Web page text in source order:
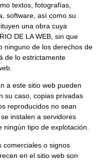
textos, fotografías,
software, así como su
una obra cuya
DE LA WEB, sin que
ninguno de los derechos de
de lo estrictamente
a este sitio web pueden
su caso, copias privadas
reproducidos no sean
instalen a servidores
ningún tipo de explotación.
comerciales o signos
en el sitio web son